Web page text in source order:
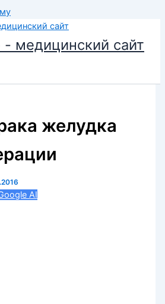
- медицинский сайт
желудка
AI